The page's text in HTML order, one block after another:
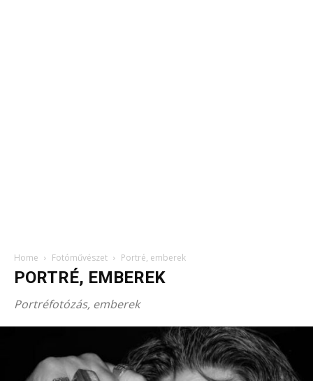
Home Fotóművészet Portré, emberek
PORTRÉ, EMBEREK
Portréfotózás, emberek